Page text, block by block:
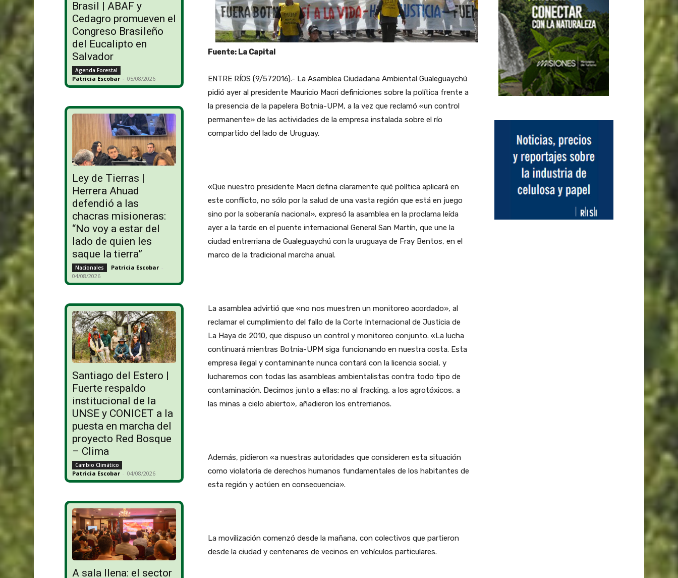
Brasil | ABAF y
Cedagro promueven el
Congreso Brasileño
del Eucalipto en
Salvador
Agenda Forestal
Patricia Escobar - 05/08/2026
Ley de Tierras |
Herrera Ahuad
defendió a las
chacras misioneras:
“No voy a estar del
lado de quien les
saque la tierra”
Nacionales Patricia Escobar -
04/08/2026
Santiago del Estero |
Fuerte respaldo
institucional de la
UNSE y CONICET a la
puesta en marcha del
proyecto Red Bosque
– Clima
Cambio Climático
Patricia Escobar - 04/08/2026
A sala llena: el sector
Fuente: La Capital
ENTRE RÍOS (9/572016).- La Asamblea Ciudadana Ambiental Gualeguaychú
pidió ayer al presidente Mauricio Macri definiciones sobre la política frente a
la presencia de la papelera Botnia-UPM, a la vez que reclamó «un control
permanente» de las actividades de la empresa instalada sobre el río
compartido del lado de Uruguay.
«Que nuestro presidente Macri defina claramente qué política aplicará en
este conflicto, no sólo por la salud de una vasta región que está en juego
sino por la soberanía nacional», expresó la asamblea en la proclama leída
ayer a la tarde en el puente internacional General San Martín, que une la
ciudad entrerriana de Gualeguaychú con la uruguaya de Fray Bentos, en el
marco de la tradicional marcha anual.
La asamblea advirtió que «no nos muestren un monitoreo acordado», al
reclamar el cumplimiento del fallo de la Corte Internacional de Justicia de
La Haya de 2010, que dispuso un control y monitoreo conjunto. «La lucha
continuará mientras Botnia-UPM siga funcionando en nuestra costa. Esta
empresa ilegal y contaminante nunca contará con la licencia social, y
lucharemos con todas las asambleas ambientalistas contra todo tipo de
contaminación. Decimos junto a ellas: no al fracking, a los agrotóxicos, a
las minas a cielo abierto», añadieron los entrerrianos.
Además, pidieron «a nuestras autoridades que consideren esta situación
como violatoria de derechos humanos fundamentales de los habitantes de
esta región y actúen en consecuencia».
La movilización comenzó desde la mañana, con colectivos que partieron
desde la ciudad y centenares de vecinos en vehículos particulares.